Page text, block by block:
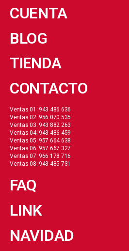
CUENTA
BLOG
TIENDA
CONTACTO
Ventas 01: 943 486 636
Ventas 02: 956 070 535
Ventas 03: 943 882 263
Ventas 04: 943 486 459
Ventas 05: 957 664 638
Ventas 06: 957 667 327
Ventas 07: 966 178 716
Ventas 08: 943 485 731
FAQ
LINK
NAVIDAD